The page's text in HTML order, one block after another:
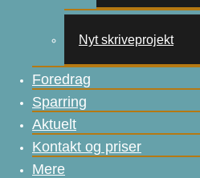
Nyt skriveprojekt
Foredrag
Sparring
Aktuelt
Kontakt og priser
Mere